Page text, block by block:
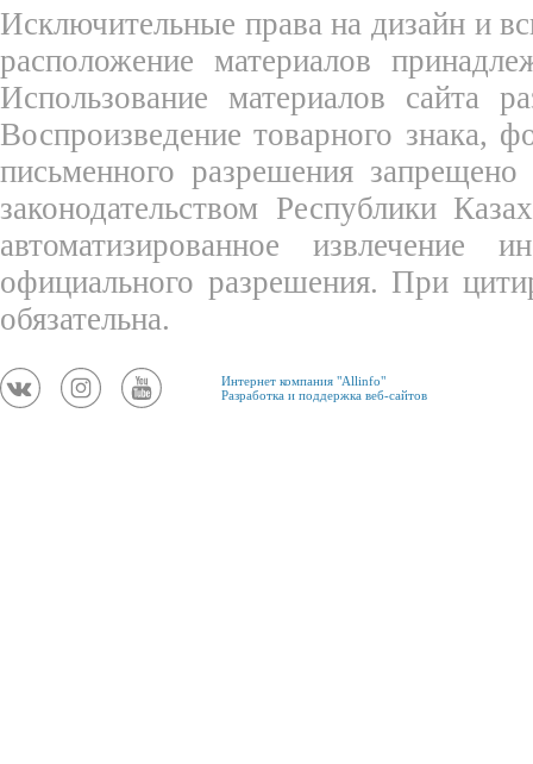
Исключительные права на дизайн и
расположение материалов
Использование материалов сайта
Воспроизведение товарного знака,
письменного разрешения
законодательством Республики
автоматизированное
официального разрешения. При
обязательна.
Интернет компания "Allinfo"
Разработка и поддержка веб-сайтов